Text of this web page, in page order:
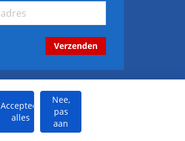
Verzenden
Accepteer
alles
Nee,
pas
aan